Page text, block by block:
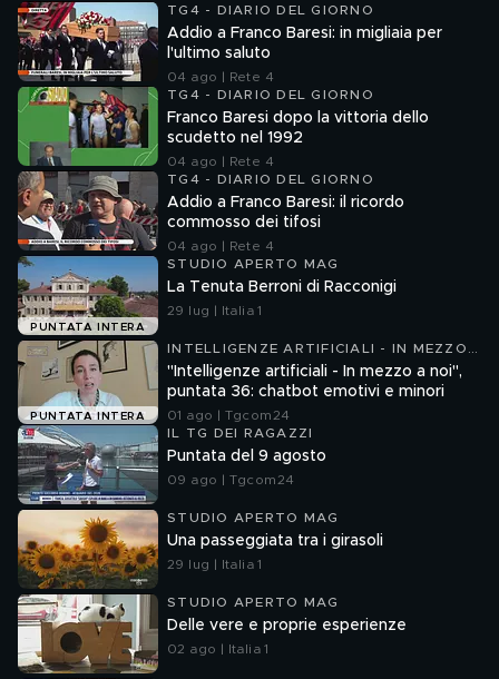
TG4 - DIARIO DEL GIORNO
Addio a Franco Baresi: in migliaia per
l'ultimo saluto
04 ago | Rete 4
TG4 - DIARIO DEL GIORNO
Franco Baresi dopo la vittoria dello
scudetto nel 1992
04 ago | Rete 4
TG4 - DIARIO DEL GIORNO
Addio a Franco Baresi: il ricordo
commosso dei tifosi
04 ago | Rete 4
PUNTATA INTERA
STUDIO APERTO MAG
La Tenuta Berroni di Racconigi
29 lug | Italia 1
PUNTATA INTERA
INTELLIGENZE ARTIFICIALI - IN MEZZO
A NOI
"Intelligenze artificiali - In mezzo a noi",
puntata 36: chatbot emotivi e minori
01 ago | Tgcom24
IL TG DEI RAGAZZI
Puntata del 9 agosto
09 ago | Tgcom24
STUDIO APERTO MAG
Una passeggiata tra i girasoli
29 lug | Italia 1
STUDIO APERTO MAG
Delle vere e proprie esperienze
02 ago | Italia 1